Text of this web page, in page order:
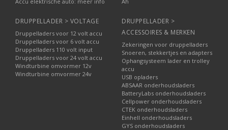
DRUPPELLADER > VOLTAGE
Druppelladers voor 12 volt accu
Druppelladers voor 6 volt accu
Druppelladers 110 volt input
Druppelladers voor 24 volt accu
Windturbine omvormer 12v
Windturbine omvormer 24v
DRUPPELLADER >
ACCESSOIRES & MERKEN
Zekeringen voor druppelladers
Snoeren, stekkertjes en adapters
Ophangsysteem lader en trolley
accu
USB opladers
ABSAAR onderhoudsladers
BatteryLabs onderhoudsladers
Cellpower onderhoudsladers
CTEK onderhoudsladers
Einhell onderhoudsladers
GYS onderhoudsladers